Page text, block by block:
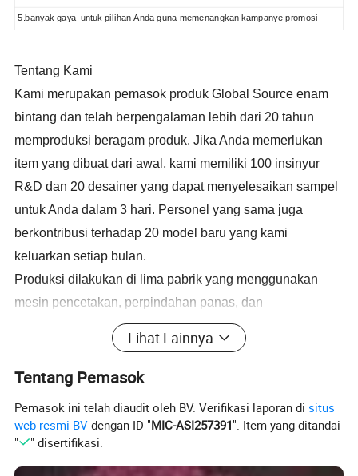
5.banyak gaya untuk pilihan Anda guna memenangkan kampanye promosi
Tentang Kami
Kami merupakan pemasok produk Global Source enam
bintang dan telah berpengalaman lebih dari 20 tahun
memproduksi beragam produk. Jika Anda memerlukan
item yang dibuat dari awal, kami memiliki 100 insinyur
R&D dan 20 desainer yang dapat menyelesaikan sampel
untuk Anda dalam 3 hari. Personel yang sama juga
berkontribusi terhadap 20 model baru yang kami
keluarkan setiap bulan.
Produksi dilakukan di lima pabrik yang menggunakan
mesin pencetakan, perpindahan panas, dan
pengemasan, kami dapat memesan pesanan pengiriman
Anda dalam 15 hingga 10 hari.
Untuk informasi lebih lanjut, hubungi kami hari ini.
Contoh Waktu Ancang selama 3-7 hari Sampel biaya Bebas biaya
Waktu tunggu 15-20 hari kerja setelah sampel dikonfirmasi, tergantung dari jumlah
Port Xiamen, Fujian, Cina
Pembayaran L/C, T/T, Western Union
Lihat Lainnya
Tentang Pemasok
Pemasok ini telah diaudit oleh BV. Verifikasi laporan disitus
web resmi BV dengan ID "MIC-ASI257391". Item yang ditandai
"
" disertifikasi.